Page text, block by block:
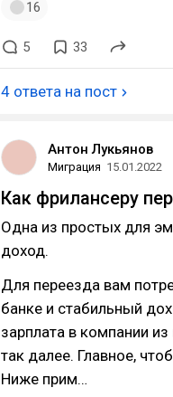
16
5 33
4 ответа на пост
Антон Лукьянов
Миграция 15.01.2022
Как фрилансеру
Одна из простых для
доход.
Для переезда вам
банке и стабильный
зарплата в компании
так далее. Главное,
Ниже прим…